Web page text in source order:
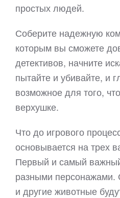
простых людей.
Соберите надежную
которым вы сможете
детективов, начните
пытайте и убивайте, и
возможное для того,
верхушке.
Что до игрового
основывается на трех
Первый и самый
разными персонажами.
и другие животные